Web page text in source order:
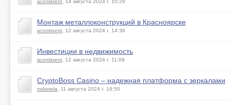
acontinent , 14 августа 2024 г. 10:29
Монтаж металлоконструкций в Красноярске
acontinent , 12 августа 2024 г. 14:36
Инвестиции в недвижимость
acontinent , 12 августа 2024 г. 11:09
CryptoBoss Casino – надежная платформа с зеркалами
nekorela , 11 августа 2024 г. 16:50